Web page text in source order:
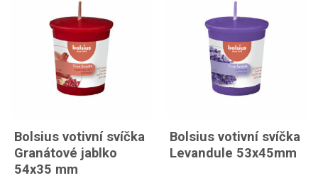
Bolsius votivní svíčka
Granátové jablko
54x35 mm
Bolsius votivní svíčka
Levandule 53x45mm